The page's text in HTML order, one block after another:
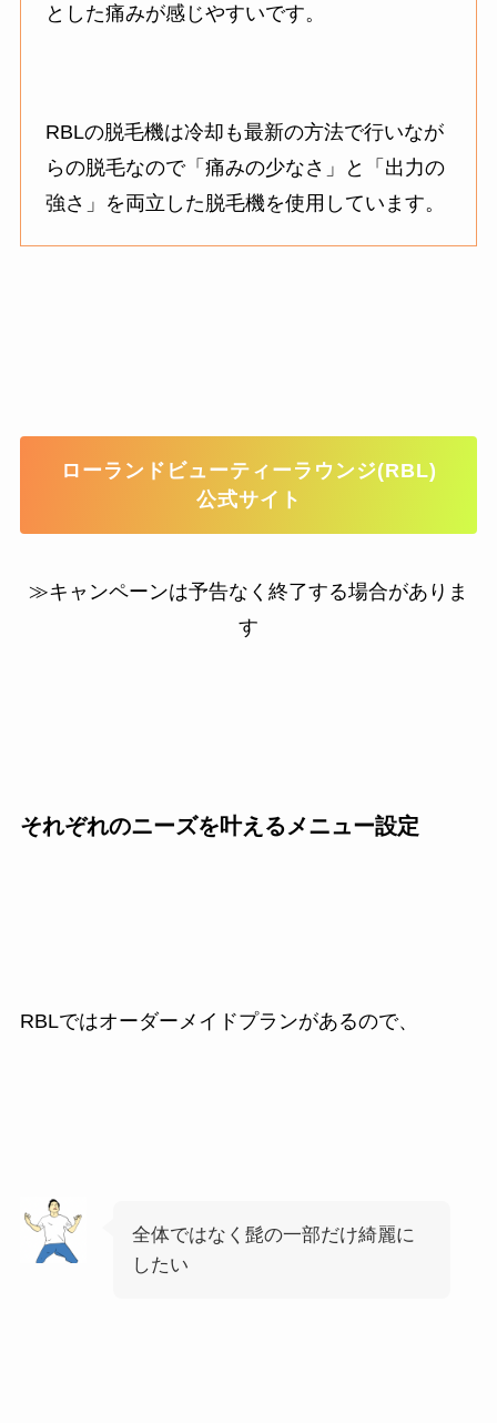
とした痛みが感じやすいです。
RBLの脱毛機は冷却も最新の方法で行いなが
らの脱毛なので「痛みの少なさ」と「出力の
強さ」を両立した脱毛機を使用しています。
ローランドビューティーラウンジ(RBL)
公式サイト
≫キャンペーンは予告なく終了する場合がありま
す
それぞれのニーズを叶えるメニュー設定
RBLではオーダーメイドプランがあるので、
全体ではなく髭の一部だけ綺麗に
したい